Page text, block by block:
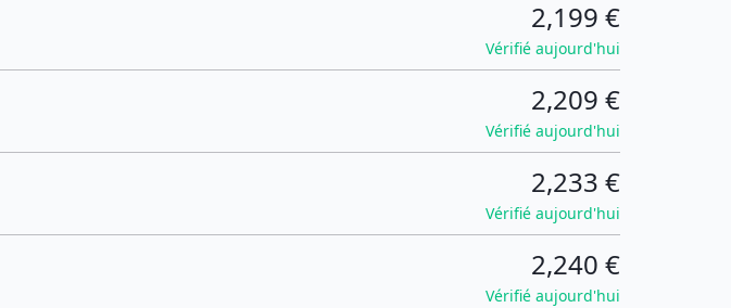
2,199 €
Vérifié aujourd'hui
2,209 €
Vérifié aujourd'hui
2,233 €
Vérifié aujourd'hui
2,240 €
Vérifié aujourd'hui